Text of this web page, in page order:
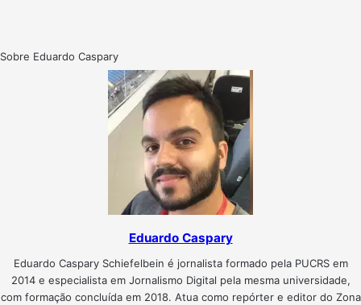
Sobre Eduardo Caspary
Eduardo Caspary
Eduardo Caspary Schiefelbein é jornalista formado pela PUCRS em
2014 e especialista em Jornalismo Digital pela mesma universidade,
com formação concluída em 2018. Atua como repórter e editor do Zona